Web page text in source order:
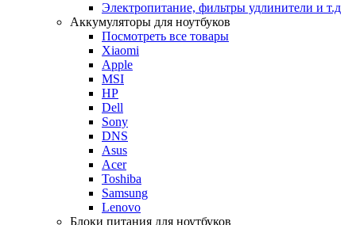
Электропитание, фильтры удлинители и т.д
Аккумуляторы для ноутбуков
Посмотреть все товары
Xiaomi
Apple
MSI
HP
Dell
Sony
DNS
Asus
Acer
Toshiba
Samsung
Lenovo
Блоки питания для ноутбуков